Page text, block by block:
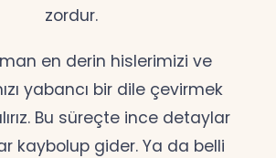
zordur.
en derin hislerimizi ve
yabancı bir dile çevirmek
Bu süreçte ince detaylar
kaybolup gider. Ya da belli